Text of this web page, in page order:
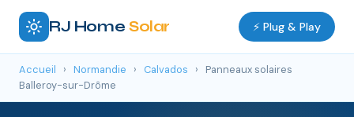
RJ Home Solar ⚡ Plug & Play
Accueil › Normandie › Calvados ›
Panneaux solaires
Balleroy-sur-Drôme